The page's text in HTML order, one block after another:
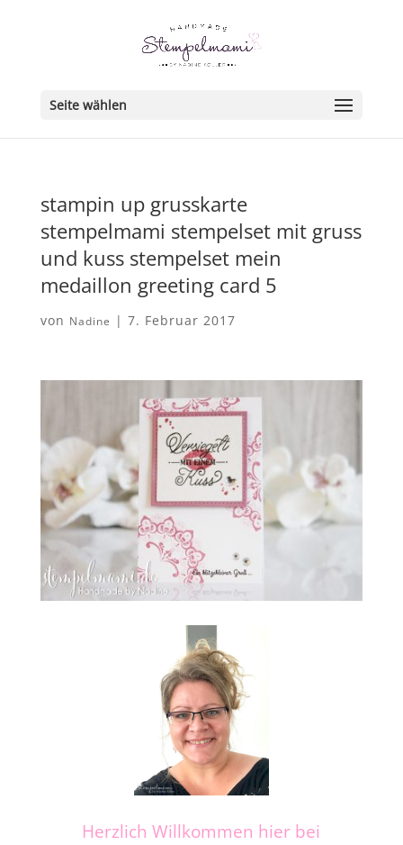
Seite wählen
stampin up grusskarte
stempelmami stempelset mit gruss
und kuss stempelset mein
medaillon greeting card 5
von Nadine | 7. Februar 2017
Herzlich Willkommen hier bei